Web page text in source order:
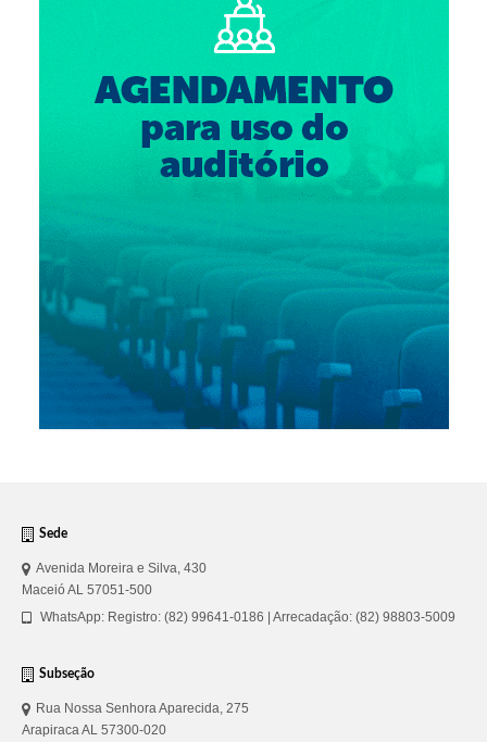
Sede
Avenida Moreira e Silva, 430
Maceió AL 57051-500
WhatsApp: Registro: (82) 99641-0186 | Arrecadação: (82) 98803-5009
Subseção
Rua Nossa Senhora Aparecida, 275
Arapiraca AL 57300-020